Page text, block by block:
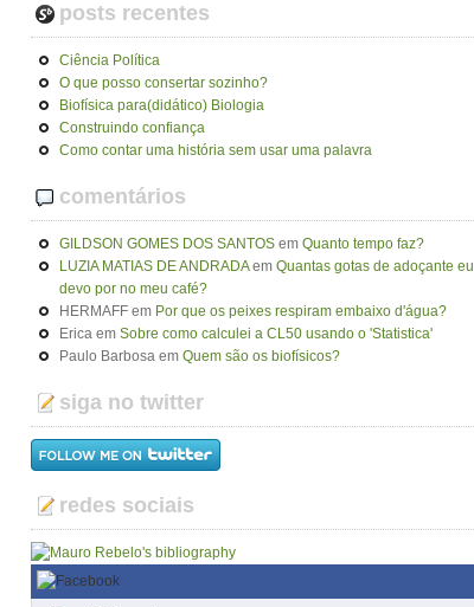
posts recentes
Ciência Política
O que posso consertar sozinho?
Biofísica para(didático) Biologia
Construindo confiança
Como contar uma história sem usar uma palavra
comentários
GILDSON GOMES DOS SANTOS em Quanto tempo faz?
LUZIA MATIAS DE ANDRADAem Quantas gotas de adoçante eu
devo por no meu café?
HERMAFF em Por que os peixes respiram embaixo d'água?
Erica em Sobre como calculei a CL50 usando o 'Statistica'
Paulo Barbosa em Quem são os biofísicos?
siga no twitter
redes sociais